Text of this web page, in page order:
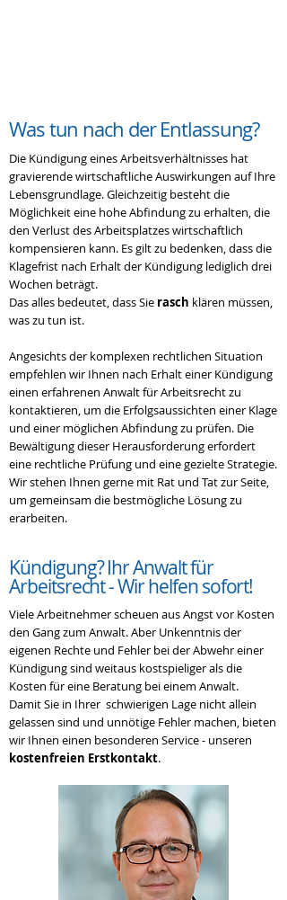
Was tun nach derEntlassung?
Die Kündigung eines Arbeitsverhältnisses hat
gravierende wirtschaftliche Auswirkungen auf Ihre
Lebensgrundlage. Gleichzeitig besteht die
Möglichkeit eine hohe Abfindung zu erhalten, die
den Verlust des Arbeitsplatzes wirtschaftlich
kompensieren kann. Es gilt zu bedenken, dass die
Klagefrist nach Erhalt der Kündigung lediglich drei
Wochen beträgt.
Das alles bedeutet, dass Sie rasch klären müssen,
was zu tun ist.
Angesichts der komplexen rechtlichen Situation
empfehlen wir Ihnen nach Erhalt einer Kündigung
einen erfahrenen Anwalt für Arbeitsrecht zu
kontaktieren, um die Erfolgsaussichten einer Klage
und einer möglichen Abfindung zu prüfen. Die
Bewältigung dieser Herausforderung erfordert
eine rechtliche Prüfung und eine gezielte Strategie.
Wir stehen Ihnen gerne mit Rat und Tat zur Seite,
um gemeinsam die bestmögliche Lösung zu
erarbeiten.
Kündigung?Ihr Anwalt für
Arbeitsrecht - Wir helfen sofort!
Viele Arbeitnehmer scheuen aus Angst vor Kosten
den Gang zum Anwalt. Aber Unkenntnis der
eigenen Rechte und Fehler bei der Abwehr einer
Kündigung sind weitaus kostspieliger als die
Kosten für eine Beratung bei einem Anwalt.
Damit Sie in Ihrer schwierigen Lage nicht allein
gelassen sind und unnötige Fehler machen, bieten
wir Ihnen einen besonderen Service - unseren
kostenfreien Erstkontakt.